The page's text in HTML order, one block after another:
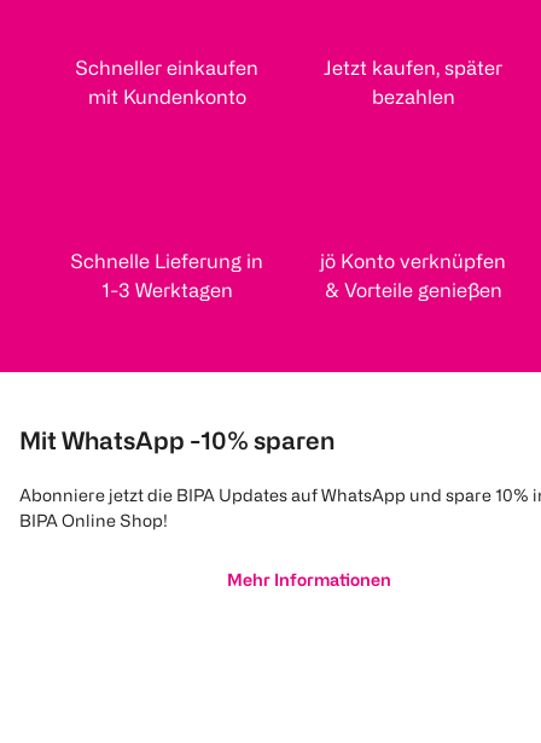
Schneller einkaufen
mit Kundenkonto
Jetzt kaufen, später
bezahlen
Schnelle Lieferung in
1-3 Werktagen
jö Konto verknüpfen
& Vorteile genießen
Mit WhatsApp -10% sparen
Abonniere jetzt die BIPA Updates auf WhatsApp und spare 10%
BIPA Online Shop!
Mehr Informationen